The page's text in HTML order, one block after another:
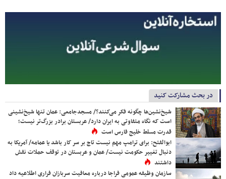
در بحث مشارکت کنید
شیخ‌نشین‌ها چگونه فکر می‌کنند؟/ مسجدجامعی: عمان تنها شیخ‌نشینی
است که نگاه متفاوتی به ایران دارد/ عربستان برادر بزرگ‌تر نیست؛
قدرت مسلط خلیج فارس است
ابوالفتح: برای ترامپ مهم نیست تاج بر سر کار باشد یا عمامه/ آمریکا به
دنبال تغییر حکومت نیست/ عمان و عربستان در توقف حملات نقش
داشتند
سازمان وظیفه عمومی فراجا درباره معافیت سربازان فراری اطلاعیه داد